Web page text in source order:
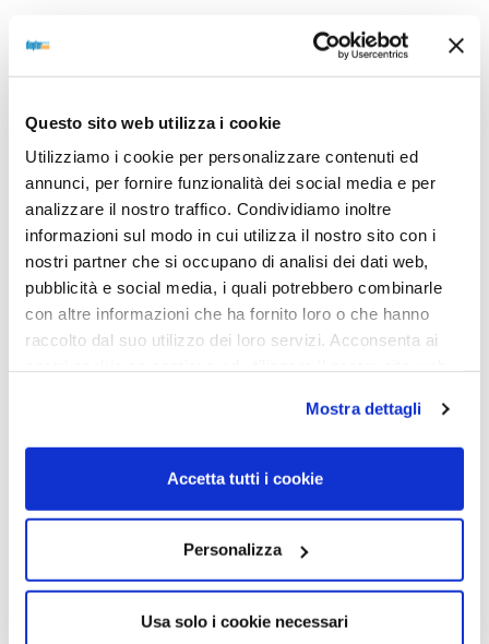
Questo sito web utilizza i cookie
Utilizziamo i cookie per personalizzare contenuti ed
annunci, per fornire funzionalità dei social media e per
analizzare il nostro traffico. Condividiamo inoltre
informazioni sul modo in cui utilizza il nostro sito con i
nostri partner che si occupano di analisi dei dati web,
pubblicità e social media, i quali potrebbero combinarle
con altre informazioni che ha fornito loro o che hanno
raccolto dal suo utilizzo dei loro servizi. Acconsenta ai
Mostra dettagli
Accetta tutti i cookie
Personalizza
Usa solo i cookie necessari
OCCHIALI DA VISTA
OCCHIALE DA VISTA TOM
marrone chiaro luc
240,00€ 180,00 €
Select options
OCCHIALI DA VISTA
OCCHIALE DA VISTA TOM
240,00€ 180,00
Select options
Sold out
OCCHIALI DA VISTA
OCCHIALE DA VISTA TOM
FORD FT5463 52 045 –
marrone chiaro luc
Sold out
OCCHIALI DA VISTA
OCCHIALE DA VISTA TOM
FORD FT5467 50 045 –
marrone chiaro luc